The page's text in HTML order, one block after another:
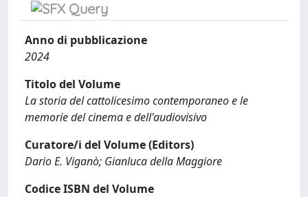
Anno di pubblicazione
2024
Titolo del Volume
La storia del cattolicesimo contemporaneo e le
memorie del cinema e dell'audiovisivo
Curatore/i del Volume (Editors)
Dario E. Viganò; Gianluca della Maggiore
Codice ISBN del Volume